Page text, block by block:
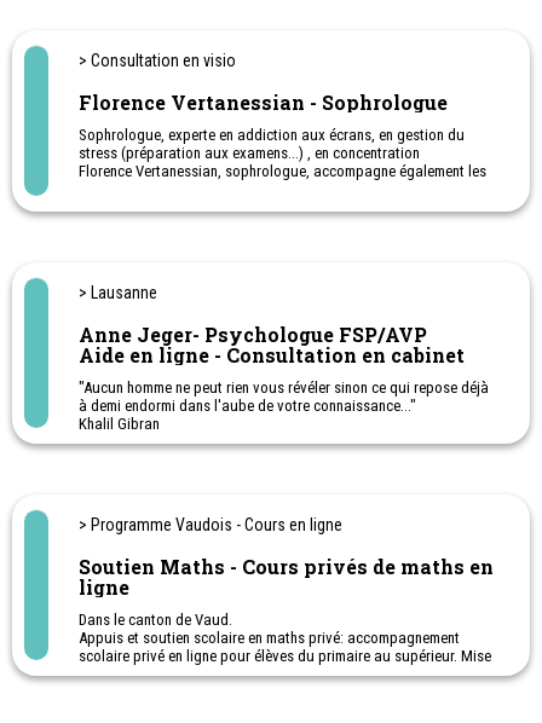
de Biceps évolue et s'enrichit de nouveaux outils régulièrement.
> Consultation en visio
Florence Vertanessian - Sophrologue
Sophrologue, experte en addiction aux écrans, en gestion du
stress (préparation aux examens...) , en concentration
Florence Vertanessian, sophrologue, accompagne également les
> Lausanne
Anne Jeger- Psychologue FSP/AVP
Aide en ligne - Consultation en cabinet
"Aucun homme ne peut rien vous révéler sinon ce qui repose déjà
à demi endormi dans l'aube de votre connaissance..."
Khalil Gibran
> Programme Vaudois - Cours en ligne
Soutien Maths - Cours privés de maths en
ligne
Dans le canton de Vaud.
Appuis et soutien scolaire en maths privé: accompagnement
scolaire privé en ligne pour élèves du primaire au supérieur. Mise
en confiance, préparation aux examens (épreuves cantonales ECR,